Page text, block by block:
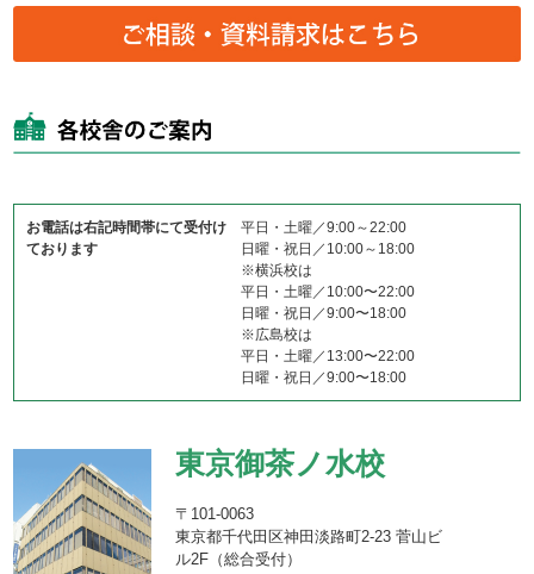
お電話は右記時間帯にて受付け
ております
平日・土曜／9:00～22:00
日曜・祝日／10:00～18:00
※横浜校は
平日・土曜／10:00〜22:00
日曜・祝日／9:00〜18:00
※広島校は
平日・土曜／13:00〜22:00
日曜・祝日／9:00〜18:00
東京御茶ノ水校
〒101-0063
東京都千代田区神田淡路町2-23 菅山ビ
ル2F（総合受付）